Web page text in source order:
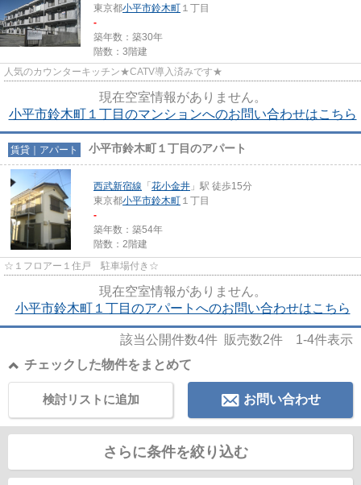
東京都小平市鈴木町 １丁目
-
築年数：築30年
階数：3階建
人気のカウンターキッチン★CATV導入済みです★
現在空室情報がありません。
小平市鈴木町１丁目のマンションへのお問い合わせはこちら
賃貸｜アパート 小平市鈴木町１丁目のアパート
西武新宿線 「 花小金井 」駅 徒歩15分
東京都小平市鈴木町 １丁目
-
築年数：築54年
階数：2階建
☆１フロアー１住戸 駐車場付き☆
現在空室情報がありません。
小平市鈴木町１丁目のアパートへのお問い合わせはこちら
該当公開件数4件 販売数2件 1-4件表示
チェックした物件をまとめて
お問い合わせ
検討リストに追加
さらに条件を絞り込む